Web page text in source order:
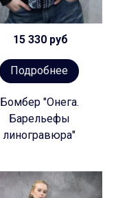
15 330 руб
Подробнее
Бомбер "Онега.
Барельефы
линогравюра"